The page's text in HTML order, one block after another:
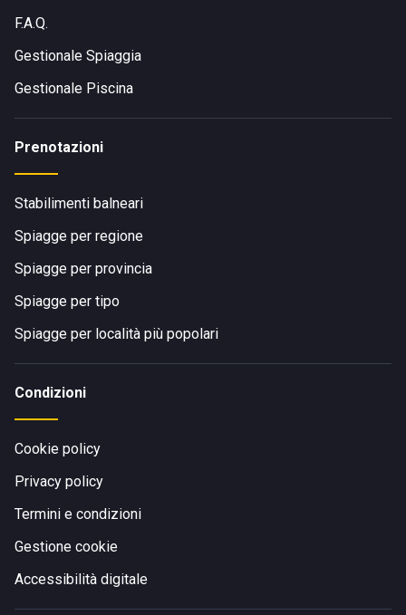
F.A.Q.
Gestionale Spiaggia
Gestionale Piscina
Prenotazioni
Stabilimenti balneari
Spiagge per regione
Spiagge per provincia
Spiagge per tipo
Spiagge per località più popolari
Condizioni
Cookie policy
Privacy policy
Termini e condizioni
Gestione cookie
Accessibilità digitale